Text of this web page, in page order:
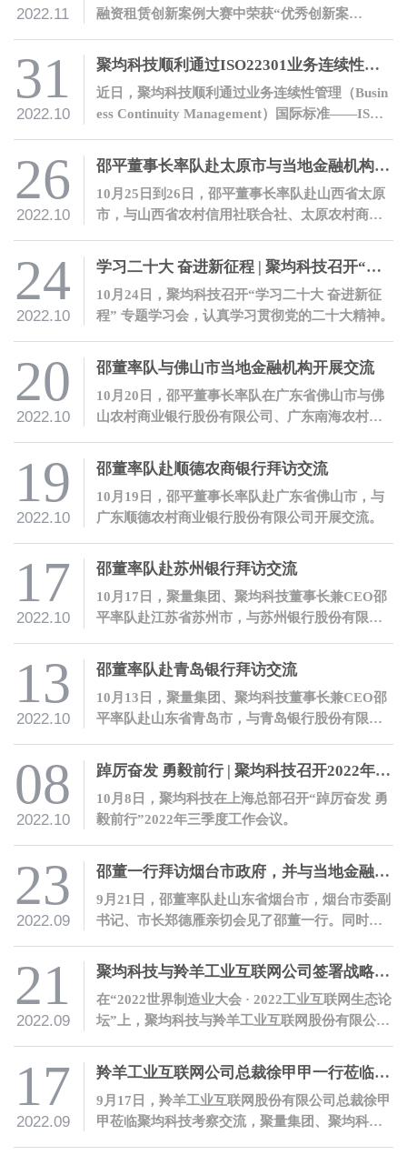
2022.11
融资租赁创新案例大赛中荣获“优秀创新案
31
2022.10
聚均科技顺利通过ISO22301业务连续性管理体系认证
近日，聚均科技顺利通过业务连续性管理（Busin
ess Continuity Management）国际标准——ISO2
26
2022.10
邵平董事长率队赴太原市与当地金融机构开展交流
10月25日到26日，邵平董事长率队赴山西省太原
市，与山西省农村信用社联合社、太原农村商业
商银行股份有限公司等金融机构开展交流。
24
2022.10
学习二十大 奋进新征程 | 聚均科技召开“党的二十大会议精神”专题学习会
10月24日，聚均科技召开“学习二十大 奋进新征
程” 专题学习会，认真学习贯彻党的二十大精神。
20
2022.10
邵董率队与佛山市当地金融机构开展交流
10月20日，邵平董事长率队在广东省佛山市与佛
山农村商业银行股份有限公司、广东南海农村商
19
2022.10
邵董率队赴顺德农商银行拜访交流
10月19日，邵平董事长率队赴广东省佛山市，与
广东顺德农村商业银行股份有限公司开展交流。
17
2022.10
邵董率队赴苏州银行拜访交流
10月17日，聚量集团、聚均科技董事长兼CEO邵
平率队赴江苏省苏州市，与苏州银行股份有限公
13
2022.10
邵董率队赴青岛银行拜访交流
10月13日，聚量集团、聚均科技董事长兼CEO邵
平率队赴山东省青岛市，与青岛银行股份有限公
08
2022.10
踔厉奋发 勇毅前行 | 聚均科技召开2022年三季度工作会议
10月8日，聚均科技在上海总部召开“踔厉奋发 勇
毅前行”2022年三季度工作会议。
23
2022.09
邵董一行拜访烟台市政府，并与当地金融机构开展交流
9月21日，邵董率队赴山东省烟台市，烟台市委副
书记、市长郑德雁亲切会见了邵董一行。同时，
了深入交流。
21
2022.09
聚均科技与羚羊工业互联网公司签署战略合作协议
在“2022世界制造业大会 · 2022工业互联网生态论
坛”上，聚均科技与羚羊工业互联网股份有限公司
互联网发展，赋能实体经济。
17
2022.09
羚羊工业互联网公司总裁徐甲甲一行莅临聚均科技考察交流
9月17日，羚羊工业互联网股份有限公司总裁徐甲
甲莅临聚均科技考察交流，聚量集团、聚均科技